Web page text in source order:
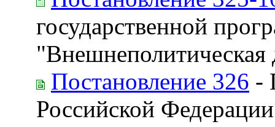
государственной
"Внешнеполитическая
Постановление 326 -
Российской